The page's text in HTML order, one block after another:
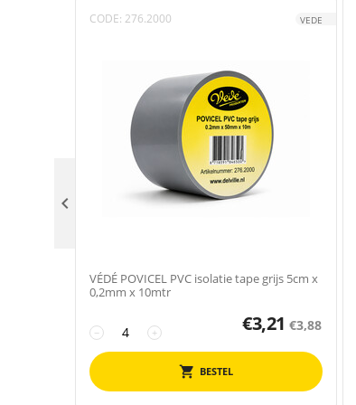
CODE: 276.2000 VEDE
VÉDÉ POVICEL PVC isolatie tape grijs 5cm x
0,2mm x 10mtr
+
− €3,21 €3,88
BESTEL
